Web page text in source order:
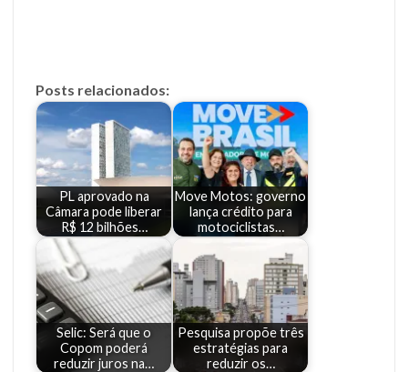
Posts relacionados:
PL aprovado na
Câmara pode liberar
R$ 12 bilhões…
Move Motos: governo
lança crédito para
motociclistas…
Selic: Será que o
Copom poderá
reduzir juros na…
Pesquisa propõe três
estratégias para
reduzir os…